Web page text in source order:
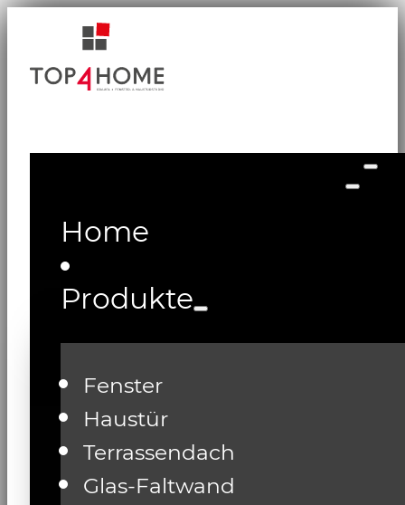
Home
Produkte
Fenster
Haustür
Terrassendach
Glas-Faltwand